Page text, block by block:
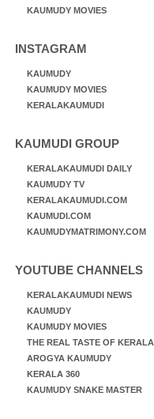
KAUMUDY MOVIES
INSTAGRAM
KAUMUDY
KAUMUDY MOVIES
KERALAKAUMUDI
KAUMUDI GROUP
KERALAKAUMUDI DAILY
KAUMUDY TV
KERALAKAUMUDI.COM
KAUMUDI.COM
KAUMUDYMATRIMONY.COM
YOUTUBE CHANNELS
KERALAKAUMUDI NEWS
KAUMUDY
KAUMUDY MOVIES
THE REAL TASTE OF KERALA
AROGYA KAUMUDY
KERALA 360
KAUMUDY SNAKE MASTER